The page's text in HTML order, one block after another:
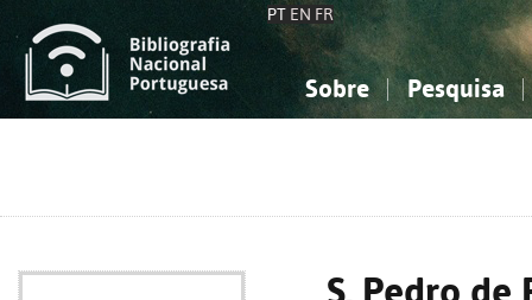
PT EN FR
Sobre Pesquisa
S. Pedro de